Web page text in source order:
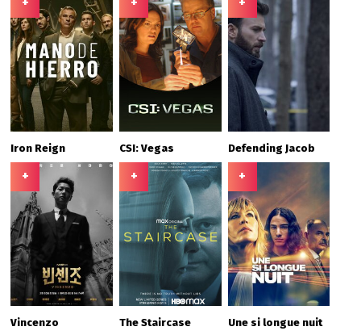
Iron Reign CSI: Vegas Defending Jacob
+
Vincenzo
+
The Staircase
+
Une si longue nuit